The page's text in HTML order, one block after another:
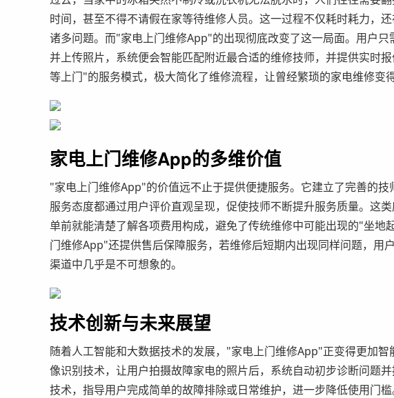
时间，甚至不得不请假在家等待维修人员。这一过程不仅耗时耗力，
诸多问题。而"家电上门维修App"的出现彻底改变了这一局面。用户
并上传照片，系统便会智能匹配附近最合适的维修技师，并提供实时
等上门"的服务模式，极大简化了维修流程，让曾经繁琐的家电维修变
家电上门维修App的多维价值
"家电上门维修App"的价值远不止于提供便捷服务。它建立了完善的
服务态度都通过用户评价直观呈现，促使技师不断提升服务质量。这
单前就能清楚了解各项费用构成，避免了传统维修中可能出现的"坐地
门维修App"还提供售后保障服务，若维修后短期内出现同样问题，用
渠道中几乎是不可想象的。
技术创新与未来展望
随着人工智能和大数据技术的发展，"家电上门维修App"正变得更加
像识别技术，让用户拍摄故障家电的照片后，系统自动初步诊断问题
技术，指导用户完成简单的故障排除或日常维护，进一步降低使用门